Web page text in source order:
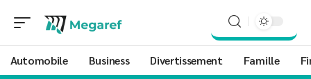
Automobile Business Divertissement Famille